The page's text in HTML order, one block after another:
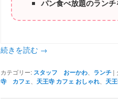
パン食べ放題のラン
続きを読む →
カテゴリー: スタッフ おーかわ ランチ |
寺 カフェ
天王寺 カフェ おしゃれ 天